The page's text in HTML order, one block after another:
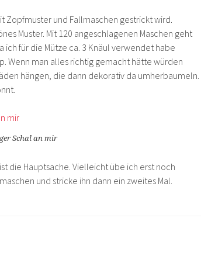
Zopfmuster und Fallmaschen gestrickt wird.
Muster. Mit 120 angeschlagenen Maschen geht
ich für die Mütze ca. 3 Knäul verwendet habe
Wenn man alles richtig gemacht hätte würden
hängen, die dann dekorativ da umherbaumeln.
Schal an mir
die Hauptsache. Vielleicht übe ich erst noch
und stricke ihn dann ein zweites Mal.